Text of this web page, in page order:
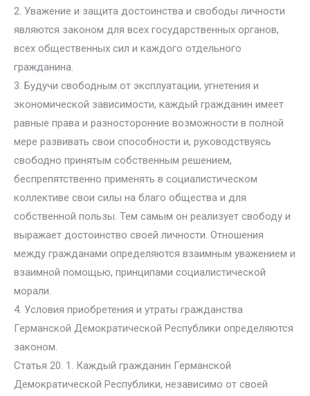
2. Уважение и защита достоинства и свободы личности
являются законом для всех государственных органов,
всех общественных сил и каждого отдельного
гражданина.
3. Будучи свободным от эксплуатации, угнетения и
экономической зависимости, каждый гражданин имеет
равные права и разносторонние возможности в полной
мере развивать свои способности и, руководствуясь
свободно принятым собственным решением,
беспрепятственно применять в социалистическом
коллективе свои силы на благо общества и для
собственной пользы. Тем самым он реализует свободу и
выражает достоинство своей личности. Отношения
между гражданами определяются взаимным уважением и
взаимной помощью, принципами социалистической
морали.
4. Условия приобретения и утраты гражданства
Германской Демократической Республики определяются
законом.
Статья 20. 1. Каждый гражданин Германской
Демократической Республики, независимо от своей